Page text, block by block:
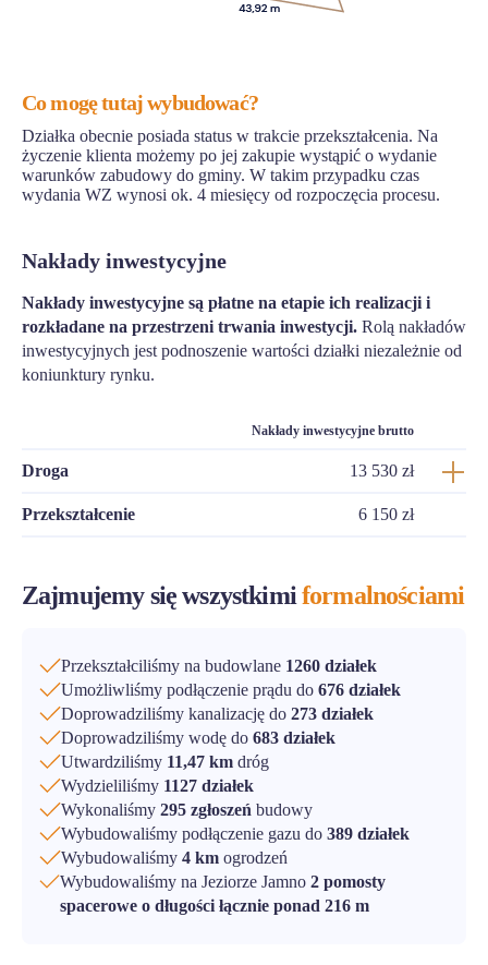
Co mogę tutaj wybudować?
Działka obecnie posiada status w trakcie przekształcenia. Na
życzenie klienta możemy po jej zakupie wystąpić o wydanie
warunków zabudowy do gminy. W takim przypadku czas
wydania WZ wynosi ok. 4 miesięcy od rozpoczęcia procesu.
Nakłady inwestycyjne
Nakłady inwestycyjne są płatne na etapie ich realizacji i
rozkładane na przestrzeni trwania inwestycji. Rolą nakładów
inwestycyjnych jest podnoszenie wartości działki niezależnie od
koniunktury rynku.
Nakłady inwestycyjne brutto
Droga 13 530 zł
Przekształcenie 6 150 zł
Zajmujemy się wszystkimiformalnościami
Przekształciliśmy na budowlane 1260 działek
Umożliwliśmy podłączenie prądu do 676 działek
Doprowadziliśmy kanalizację do 273 działek
Doprowadziliśmy wodę do 683 działek
Utwardziliśmy 11,47 km dróg
Wydzieliliśmy 1127 działek
Wykonaliśmy 295 zgłoszeń budowy
Wybudowaliśmy podłączenie gazu do 389 działek
Wybudowaliśmy 4 km ogrodzeń
Wybudowaliśmy na Jeziorze Jamno 2 pomosty
spacerowe o długości łącznie ponad 216 m